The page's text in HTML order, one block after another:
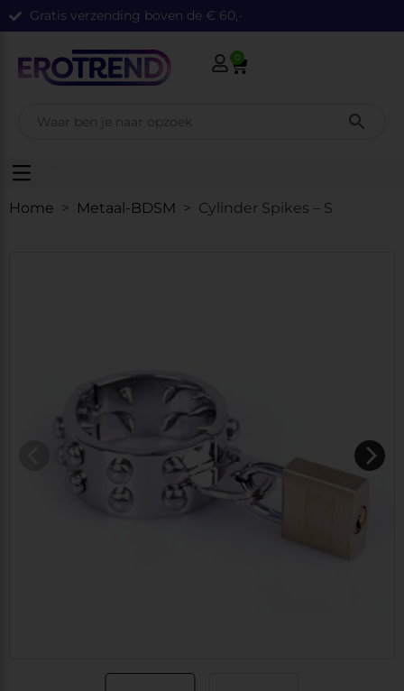
Gratis verzending boven de € 60,-
0
Home > Metaal-BDSM > Cylinder Spikes – S